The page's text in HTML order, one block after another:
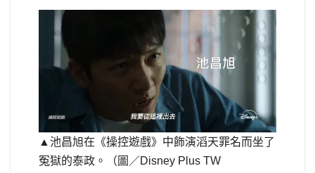
▲池昌旭在《操控遊戲》中飾演滔天罪名而坐了
冤獄的泰政。（圖／Disney Plus TW